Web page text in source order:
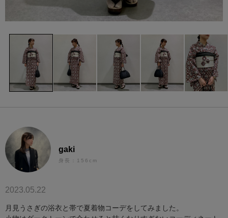
gaki
身長：156cm
2023.05.22
月見うさぎの浴衣と帯で夏着物コーデをしてみました。